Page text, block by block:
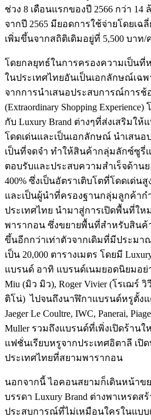
ช่วง 8 เดือนแรกของปี 2566 กว่า 14
จากปี 2565 มียอดการใช้จ่ายโดยเฉ
เพิ่มขึ้นจากสถิติเดิมอยู่ที่ 5,500 บา
โดยกลยุทธ์ในการครองความเป็นที่ห
ในประเทศไทยอันเป็นเอกลักษณ์เฉ
จากการนำเสนอประสบการณ์การช้
(Extraordinary Shopping
กับ Luxury Brand ต่างๆที่ส่งเสริม
โดดเด่นและเป็นเอกลักษณ์ นำเสน
เป็นที่จดจำ ทำให้สินค้ากลุ่มลักซ์ซูรี่
ตอบรับและประสบความสำเร็จด้าน
400% ซึ่งเป็นอัตราเติบโตที่โดดเด่น
และเป็นผู้นำที่ครองฐานกลุ่มลูกค้า
ประเทศไทย นำมาสู่การเปิดพื้นที่ให
พารากอน ซึ่งขยายพื้นที่สำหรับสินค้
ขึ้นอีกกว่าเท่าตัวจากเดิมที่มีประมาณ
เป็น 20,000 ตารางเมตร โดยมี
แบรนด์ อาทิ แบรนด์เนมยอดนิยมอย่า
Miu (มิว มิว), Roger Vivier (โรเฌร์ วิ
ติโน่) ไปจนถึงนาฬิกาแบรนด์หรูตั้งแต่
Jaeger Le Coultre, IWC, Panerai,
Muller รวมถึงแบรนด์ที่เพิ่งเปิดร้านใ
แฟชั่นเรียบหรูจากประเทศอิตาลี เปิ
ประเทศไทยที่สยามพารากอน
นอกจากนี้ ไอคอนสยามก็เดินหน้าข
บรรดา Luxury Brand ต่างพาเหรดส
ประสบการณ์ที่ไม่เหมือนใครในแบบ